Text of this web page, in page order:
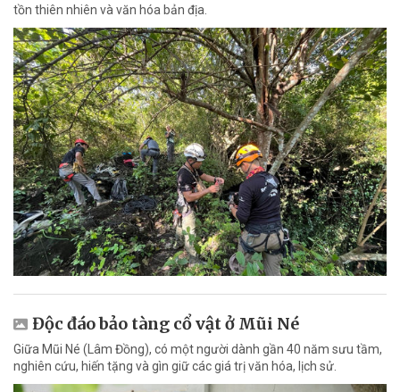
tồn thiên nhiên và văn hóa bản địa.
Độc đáo bảo tàng cổ vật ở Mũi Né
Giữa Mũi Né (Lâm Đồng), có một người dành gần 40 năm sưu tầm,
nghiên cứu, hiến tặng và gìn giữ các giá trị văn hóa, lịch sử.